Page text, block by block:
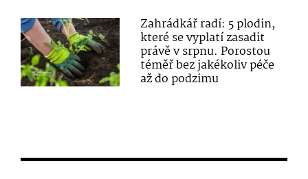
Zahrádkář radí: 5 plodin,
které se vyplatí zasadit
právě v srpnu. Porostou
téměř bez jakékoliv péče
až do podzimu